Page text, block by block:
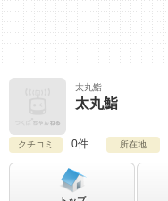
太丸鮨
太丸鮨
クチコミ 0件 所在地